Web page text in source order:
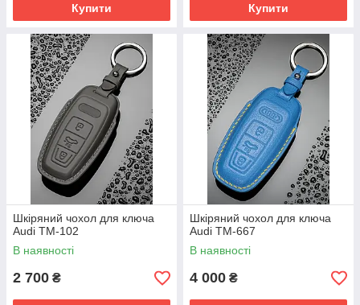
Купити Купити
Шкіряний чохол для ключа
Audi TM-102
В наявності
2 700 ₴
Шкіряний чохол для ключа
Audi TM-667
В наявності
4 000 ₴